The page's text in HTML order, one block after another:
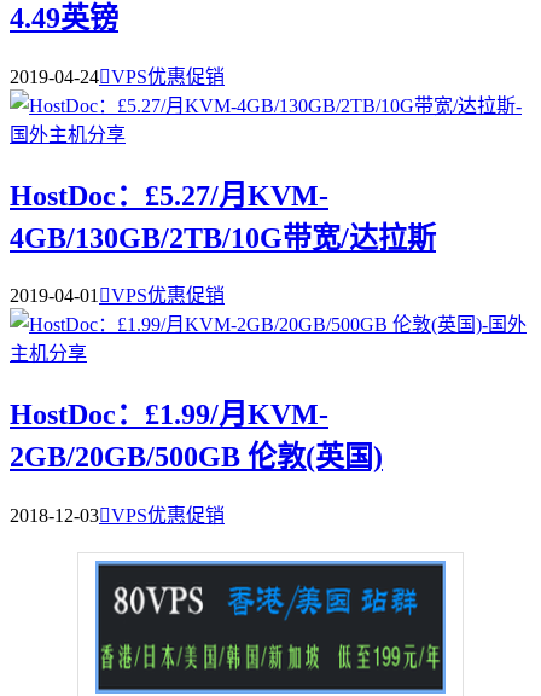
4.49英镑
2019-04-24VPS优惠促销
HostDoc：£5.27/月KVM-
4GB/130GB/2TB/10G带宽/达拉斯
2019-04-01VPS优惠促销
HostDoc：£1.99/月KVM-
2GB/20GB/500GB 伦敦(英国)
2018-12-03VPS优惠促销